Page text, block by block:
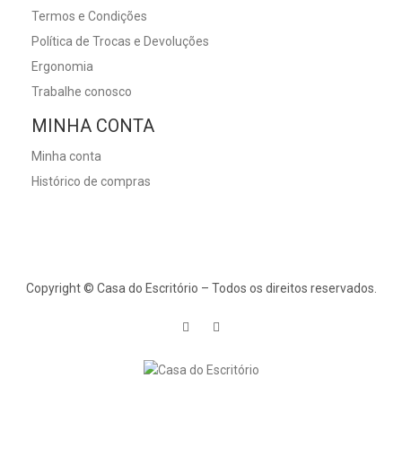
Termos e Condições
Política de Trocas e Devoluções
Ergonomia
Trabalhe conosco
MINHA CONTA
Minha conta
Histórico de compras
Copyright © Casa do Escritório – Todos os direitos reservados.